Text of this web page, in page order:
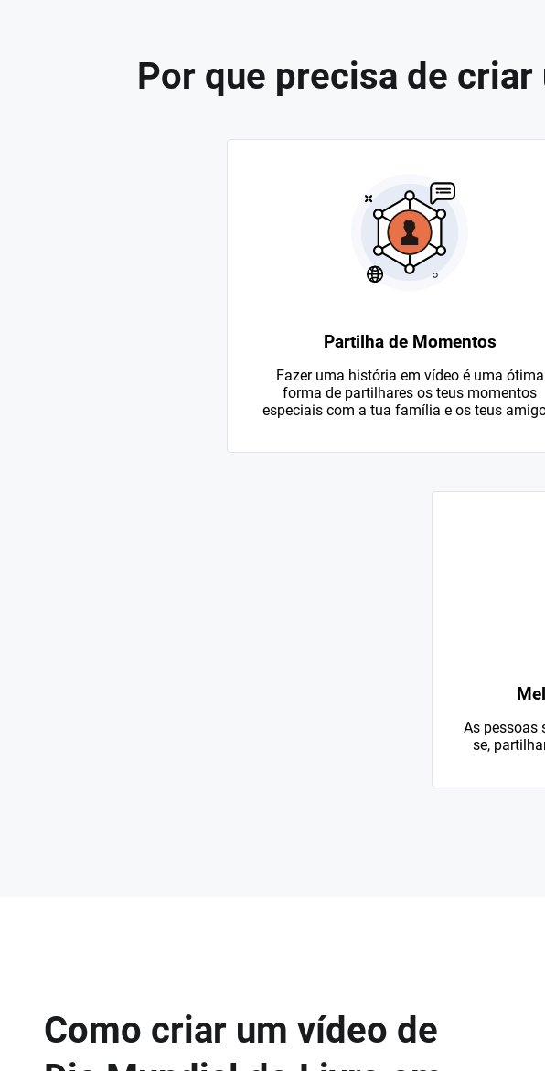
Por que precisa de
Partilha de Momentos
Fazer uma história em vídeo é uma ótima
forma de partilhares os teus momentos
especiais com a tua família e os teus
As pessoas
se,
Como criar um vídeo de